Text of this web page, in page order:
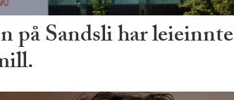
på Sandsli har